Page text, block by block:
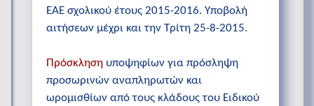
ΕΑΕ σχoλικού έτους 2015-2016. Υποβολή
αιτήσεων μέχρι και την Τρίτη 25-8-2015.
Πρόσκληση υποψηφίων για πρόσληψη
προσωρινών αναπληρωτών και
ωρομισθίων από τους κλάδους του Ειδικού